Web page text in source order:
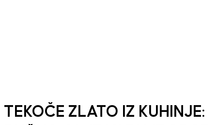
TEKOČE ZLATO IZ KUHINJE: